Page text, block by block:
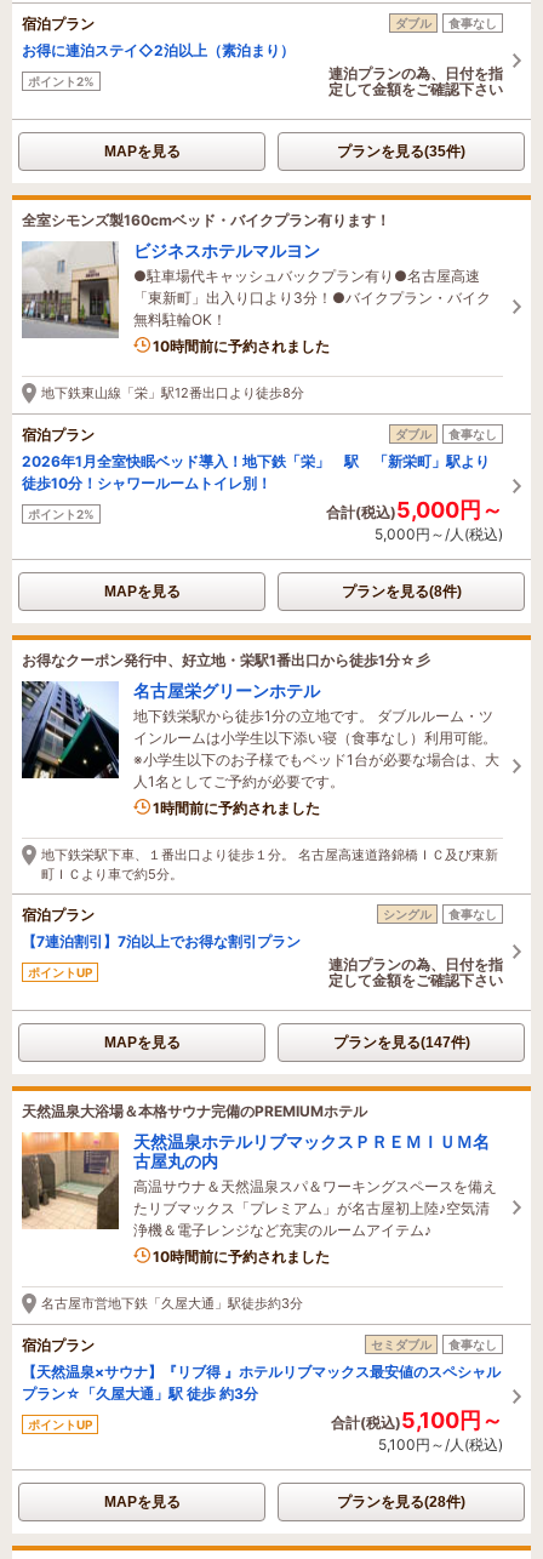
宿泊プラン ダブル 食事なし
お得に連泊ステイ◇2泊以上（素泊まり）
ポイント2%
連泊プランの為、日付を指
定して金額をご確認下さい
MAPを見る プランを見る(35件)
全室シモンズ製160cmベッド・バイクプラン有ります！
ビジネスホテルマルヨン
●駐車場代キャッシュバックプラン有り●名古屋高速
「東新町」出入り口より3分！●バイクプラン・バイク
無料駐輪OK！
10時間前に予約されました
地下鉄東山線「栄」駅12番出口より徒歩8分
宿泊プラン ダブル 食事なし
2026年1月全室快眠ベッド導入！地下鉄「栄」 駅 「新栄町」駅より
徒歩10分！シャワールームトイレ別！
ポイント2% 合計(税込)5,000円～
5,000円～/人(税込)
MAPを見る プランを見る(8件)
お得なクーポン発行中、好立地・栄駅1番出口から徒歩1分☆彡
名古屋栄グリーンホテル
地下鉄栄駅から徒歩1分の立地です。 ダブルルーム・ツ
インルームは小学生以下添い寝（食事なし）利用可能。
※小学生以下のお子様でもベッド1台が必要な場合は、大
人1名としてご予約が必要です。
5名がこの宿を見ています
1時間前に予約されました
地下鉄栄駅下車、１番出口より徒歩１分。 名古屋高速道路錦橋ＩＣ及び東新
町ＩＣより車で約5分。
宿泊プラン シングル 食事なし
【7連泊割引】7泊以上でお得な割引プラン
ポイントUP
連泊プランの為、日付を指
定して金額をご確認下さい
MAPを見る プランを見る(147件)
天然温泉大浴場＆本格サウナ完備のPREMIUMホテル
天然温泉ホテルリブマックスＰＲＥＭＩＵＭ名
古屋丸の内
高温サウナ＆天然温泉スパ＆ワーキングスペースを備え
たリブマックス「プレミアム」が名古屋初上陸♪空気清
浄機＆電子レンジなど充実のルームアイテム♪
10時間前に予約されました
名古屋市営地下鉄「久屋大通」駅徒歩約3分
宿泊プラン セミダブル 食事なし
【天然温泉×サウナ】『リブ得 』ホテルリブマックス最安値のスペシャル
プラン☆「久屋大通」駅 徒歩 約3分
ポイントUP 合計(税込)5,100円～
5,100円～/人(税込)
MAPを見る プランを見る(28件)